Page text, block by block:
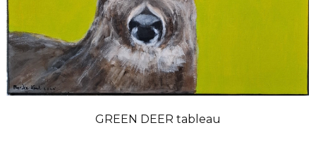
GREEN DEER tableau